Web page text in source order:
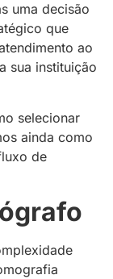
uma decisão
que
ao
sua instituição
selecionar
ainda como
de